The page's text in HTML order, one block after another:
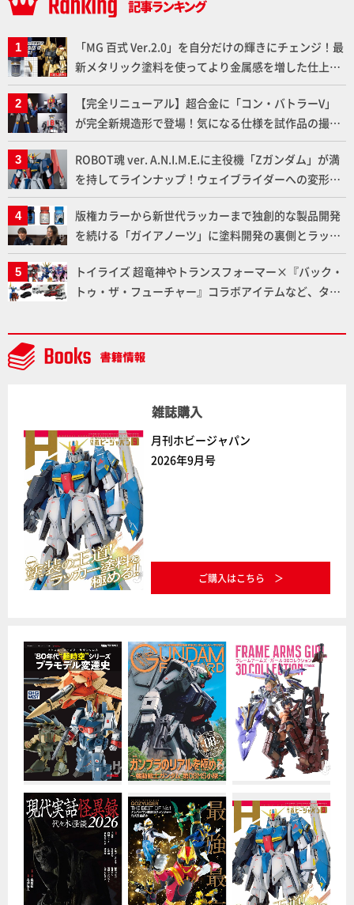
「MG 百式 Ver.2.0」を自分だけの輝きにチェンジ！最
新メタリック塗料を使ってより金属感を増した仕上が
りに!!【試し読み】
【完全リニューアル】超合金に「コン・バトラーV」
が完全新規造形で登場！気になる仕様を試作品の撮り
下ろしでご紹介!!さらに「大鉄人17」＆「ワンエイ
ト」セット情報もお届け！【超合金の魂】
ROBOT魂 ver. A.N.I.M.E.に主役機「Zガンダム」が満
を持してラインナップ！ウェイブライダーへの変形、
劇中どおりのプロポーションを再現【機動戦士Zガン
ダム】
版権カラーから新世代ラッカーまで独創的な製品開発
を続ける「ガイアノーツ」に塗料開発の裏側とラッカ
ー塗料の未来についてインタビュー！
トイライズ 超竜神やトランスフォーマー×『バック・
トゥ・ザ・フューチャー』コラボアイテムなど、タカ
NEWITEM】
雑誌購入
月刊ホビージャパン
2026年9月号
ご購入はこちら